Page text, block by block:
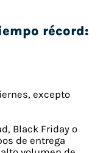
récord:
excepto
Black Friday o
de entrega